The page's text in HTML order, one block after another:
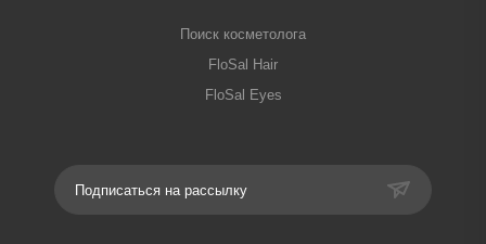
Поиск косметолога
FloSal Hair
FloSal Eyes
Подписаться на рассылку